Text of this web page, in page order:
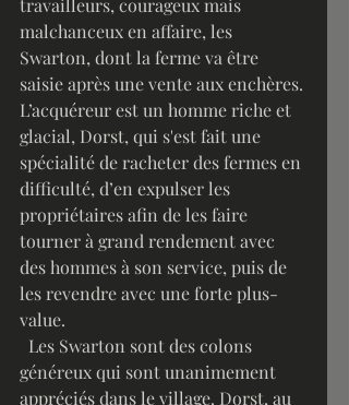
travailleurs, courageux mais
malchanceux en affaire, les
Swarton, dont la ferme va être
saisie après une vente aux enchères.
L’acquéreur est un homme riche et
glacial, Dorst, qui s'est fait une
spécialité de racheter des fermes en
difficulté, d’en expulser les
propriétaires afin de les faire
tourner à grand rendement avec
des hommes à son service, puis de
les revendre avec une forte plus-
value.
généreux qui sont unanimement
appréciés dans le village. Dorst, au